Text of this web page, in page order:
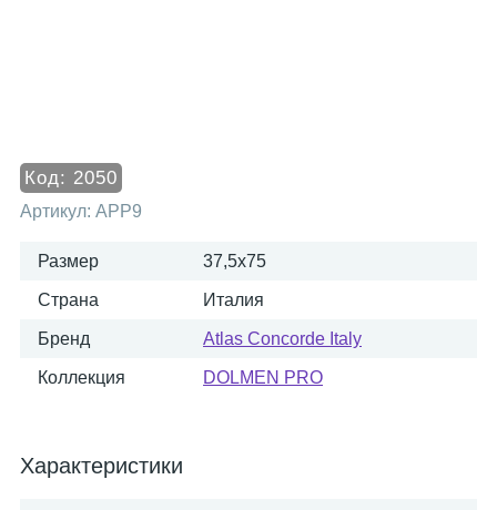
Код: 2050
Артикул: APP9
Размер 37,5x75
Страна Италия
Бренд Atlas Concorde Italy
Коллекция DOLMEN PRO
Характеристики